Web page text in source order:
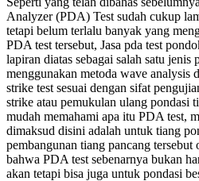
Analyzer (PDA) Test sudah cukup
tetapi belum terlalu banyak yang
PDA test tersebut, Jasa pda test
lapiran diatas sebagai salah satu
menggunakan metoda wave analysis
strike test sesuai dengan sifat
strike atau pemukulan ulang pondasi
mudah memahami apa itu PDA test,
dimaksud disini adalah untuk tiang
pembangunan tiang pancang
bahwa PDA test sebenarnya bukan
akan tetapi bisa juga untuk pondasi